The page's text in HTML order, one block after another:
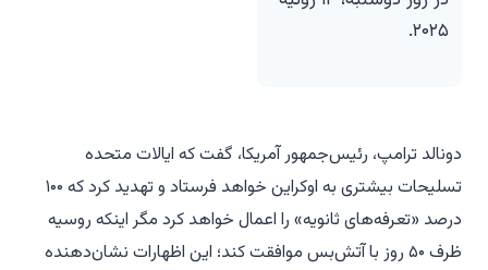
۲۰۲۵.
دونالد ترامپ، رئیس‌جمهور آمریکا، گفت که ایالات متحده
تسلیحات بیشتری به اوکراین خواهد فرستاد و تهدید کرد که ۱۰۰
درصد «تعرفه‌های ثانویه» را اعمال خواهد کرد مگر اینکه روسیه
ظرف ۵۰ روز با آتش‌بس موافقت کند؛ این اظهارات نشان‌دهنده